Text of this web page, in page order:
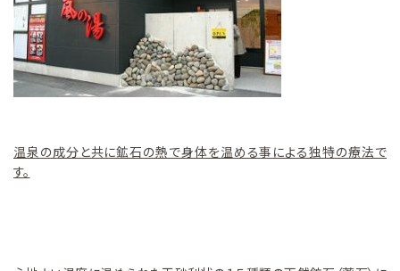
温泉の成分と共に鉱石の熱で身体を温める事による独特の療法で
す。